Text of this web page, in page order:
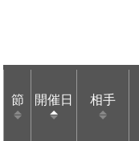
節 開催日 相手
節 開催日 相手